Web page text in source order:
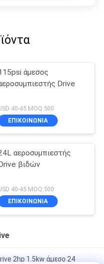
άμεσος
Drive
40-45 MOQ:500
ΕΠΙΚΟΙΝΩΝΙΑ
αεροσυμπιεστής
βιδών
40-45 MOQ:500
ΕΠΙΚΟΙΝΩΝΙΑ
2hp 1.5kw άμεσο 24